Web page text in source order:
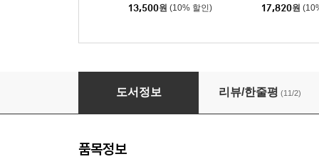
13,500원 (10% 할인) 17,820원
요즘 애들 세계사
도서정보 리뷰/한줄평 (11/2)
품목정보